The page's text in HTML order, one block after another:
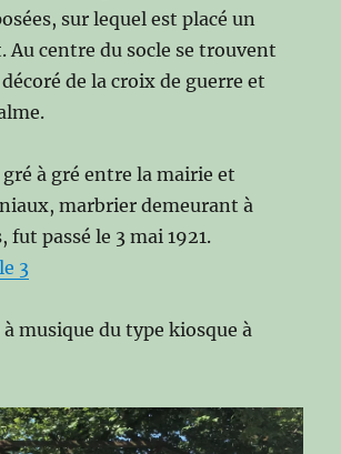
sur lequel est placé un
Au centre du socle se trouvent
de la croix de guerre et
à gré entre la mairie et
marbrier demeurant à
fut passé le 3 mai 1921.
3
musique du type kiosque à